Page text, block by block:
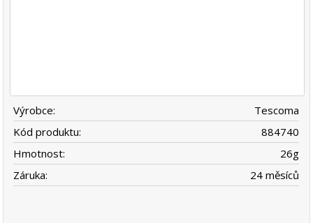
Výrobce:
Tescoma
Kód produktu:
884740
Hmotnost:
26g
Záruka:
24 měsíců